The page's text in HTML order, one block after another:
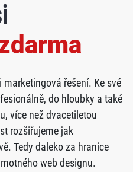
marketingová řešení. Ke své
do hloubky a také
více než dvacetiletou
rozšiřujeme jak
Tedy daleko za hranice
web designu.